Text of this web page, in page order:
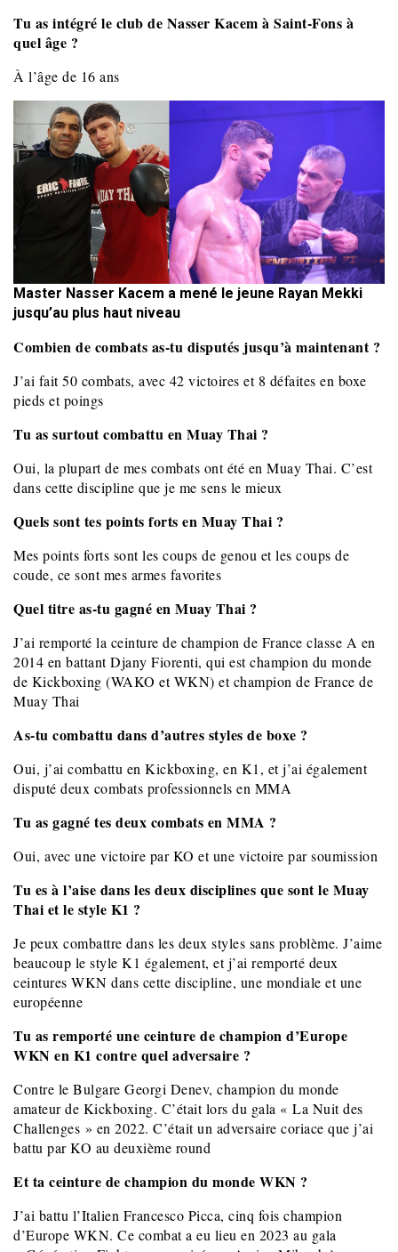
Tu as intégré le club de Nasser Kacem à Saint-Fons à
quel âge ?
À l’âge de 16 ans
Master Nasser Kacem a mené le jeune Rayan Mekki
jusqu’au plus haut niveau
Combien de combats as-tu disputés jusqu’à maintenant ?
J’ai fait 50 combats, avec 42 victoires et 8 défaites en boxe
pieds et poings
Tu as surtout combattu en Muay Thai ?
Oui, la plupart de mes combats ont été en Muay Thai. C’est
dans cette discipline que je me sens le mieux
Quels sont tes points forts en Muay Thai ?
Mes points forts sont les coups de genou et les coups de
coude, ce sont mes armes favorites
Quel titre as-tu gagné en Muay Thai ?
J’ai remporté la ceinture de champion de France classe A en
2014 en battant Djany Fiorenti, qui est champion du monde
de Kickboxing (WAKO et WKN) et champion de France de
Muay Thai
As-tu combattu dans d’autres styles de boxe ?
Oui, j’ai combattu en Kickboxing, en K1, et j’ai également
disputé deux combats professionnels en MMA
Tu as gagné tes deux combats en MMA ?
Oui, avec une victoire par KO et une victoire par soumission
Tu es à l’aise dans les deux disciplines que sont le Muay
Thai et le style K1 ?
Je peux combattre dans les deux styles sans problème. J’aime
beaucoup le style K1 également, et j’ai remporté deux
ceintures WKN dans cette discipline, une mondiale et une
européenne
Tu as remporté une ceinture de champion d’Europe
WKN en K1 contre quel adversaire ?
Contre le Bulgare Georgi Denev, champion du monde
amateur de Kickboxing. C’était lors du gala « La Nuit des
Challenges » en 2022. C’était un adversaire coriace que j’ai
battu par KO au deuxième round
Et ta ceinture de champion du monde WKN ?
J’ai battu l’Italien Francesco Picca, cinq fois champion
d’Europe WKN. Ce combat a eu lieu en 2023 au gala